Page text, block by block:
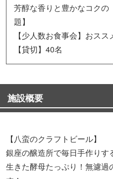
芳醇な香りと豊かなコクの
題】
【少人数お食事会】おス
【貸切】40名
施設概要
【八蛮のクラフトビール】
銀座の醸造所で毎日手作りす
生きた酵母たっぷり！無濾